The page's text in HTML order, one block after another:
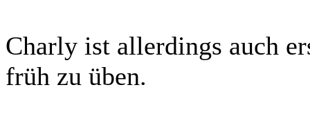
Charly ist allerdings auch
früh zu üben.